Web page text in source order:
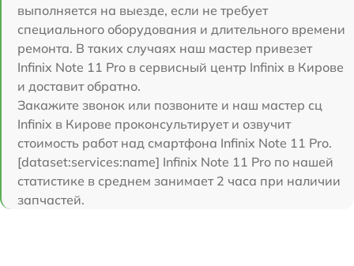
выполняется на выезде, если не требует
специального оборудования и длительного времени
ремонта. В таких случаях наш мастер привезет
Infinix Note 11 Pro в сервисный центр Infinix в Кирове
и доставит обратно.
Закажите звонок или позвоните и наш мастер сц
Infinix в Кирове проконсультирует и озвучит
стоимость работ над смартфона Infinix Note 11 Pro.
[dataset:services:name] Infinix Note 11 Pro по нашей
статистике в среднем занимает 2 часа при наличии
запчастей.